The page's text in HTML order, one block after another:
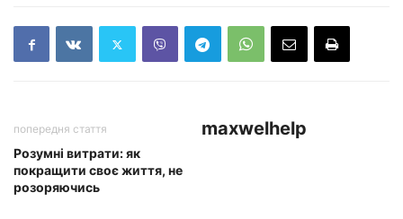
попередня стаття
Розумні витрати: як
покращити своє життя, не
розоряючись
maxwelhelp